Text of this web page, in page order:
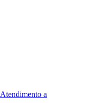
Atendimento a